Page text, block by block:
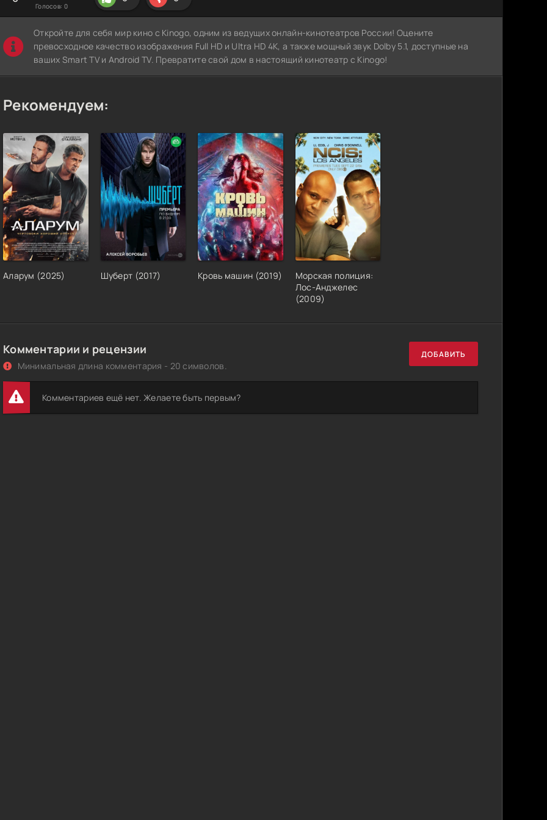
Голосов: 0
Откройте для себя мир кино с Kinogo, одним из ведущих онлайн-кинотеатров России! Оцените
превосходное качество изображения Full HD и Ultra HD 4K, а также мощный звук Dolby 5.1, доступные на
ваших Smart TV и Android TV. Превратите свой дом в настоящий кинотеатр с Kinogo!
Рекомендуем:
Аларум (2025) Шуберт (2017) Кровь машин (2019)
Морская полиция:
Лос-Анджелес
(2009)
Комментарии и рецензии
Минимальная длина комментария - 20 символов.
ДОБАВИТЬ
Комментариев ещё нет. Желаете быть первым?